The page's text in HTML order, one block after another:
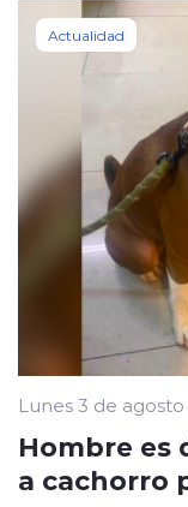
Actualidad
Lunes 3 de
Hombre
a cachorro